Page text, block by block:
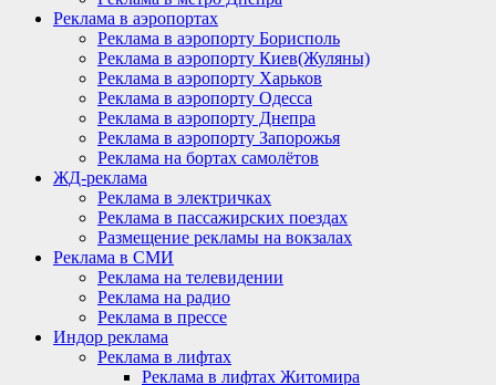
Реклама в аэропортах
Реклама в аэропорту Борисполь
Реклама в аэропорту Киев(Жуляны)
Реклама в аэропорту Харьков
Реклама в аэропорту Одесса
Реклама в аэропорту Днепра
Реклама в аэропорту Запорожья
Реклама на бортах самолётов
ЖД-реклама
Реклама в электричках
Реклама в пассажирских поездах
Размещение рекламы на вокзалах
Реклама в СМИ
Реклама на телевидении
Реклама на радио
Реклама в прессе
Индор реклама
Реклама в лифтах
Реклама в лифтах Житомира